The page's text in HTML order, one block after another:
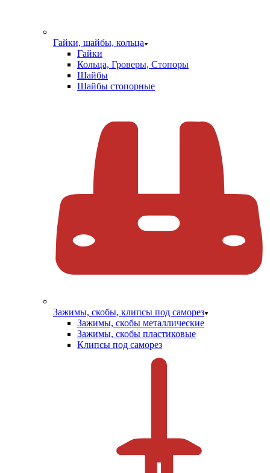
Гайки, шайбы, кольца
Гайки
Кольца, Гроверы, Стопоры
Шайбы
Шайбы стопорные
Зажимы, скобы, клипсы под саморез
Зажимы, скобы металлические
Зажимы, скобы пластиковые
Клипсы под саморез